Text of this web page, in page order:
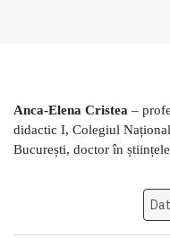
Anca-Elena Cristea –
didactic I, Colegiul
București, doctor în